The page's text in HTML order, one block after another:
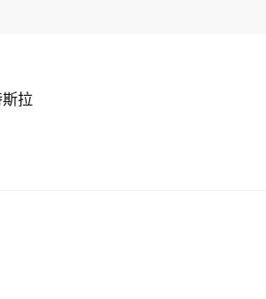
普此前更广泛限制非公民子女出
拉